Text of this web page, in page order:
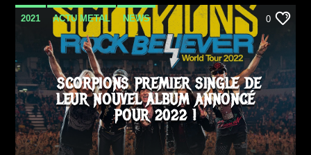
2021 ACTU METAL NEWS
SORTIE ALBUM
0
SCORPIONS PREMIER SINGLE DE
LEUR NOUVEL ALBUM ANNONCÉ
POUR 2022 !